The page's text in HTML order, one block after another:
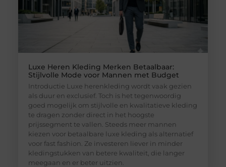
Luxe Heren Kleding Merken Betaalbaar:
Stijlvolle Mode voor Mannen met Budget
Introductie Luxe herenkleding wordt vaak gezien
als duur en exclusief. Toch is het tegenwoordig
goed mogelijk om stijlvolle en kwalitatieve kleding
te dragen zonder direct in het hoogste
prijssegment te vallen. Steeds meer mannen
kiezen voor betaalbare luxe kleding als alternatief
voor fast fashion. Ze investeren liever in minder
kledingstukken van betere kwaliteit, die langer
meegaan en er beter uitzien.